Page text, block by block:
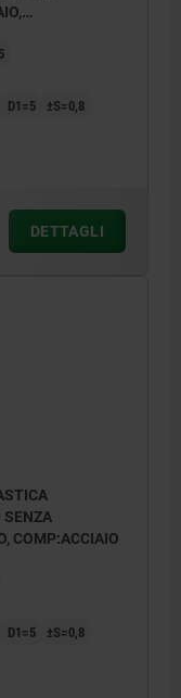
D1=5
±S=0,8
DETTAGLI
SENZA
COMP:ACCIAIO
D1=5
±S=0,8